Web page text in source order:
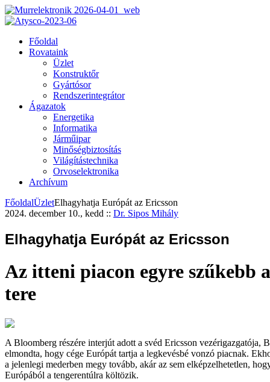
Főoldal
Rovataink
Üzlet
Konstruktőr
Gyártósor
Rendszerintegrátor
Ágazatok
Energetika
Informatika
Járműipar
Minőségbiztosítás
Világítástechnika
Orvoselektronika
Archívum
FőoldalÜzletElhagyhatja Európát az Ericsson
2024. december 10., kedd :: Dr. Sipos Mihály
Elhagyhatja Európát az Ericsson
Az itteni piacon egyre szűkebb
tere
A Bloomberg részére interjút adott a svéd Ericsson vezérigazgatója,
elmondta, hogy cége Európát tartja a legkevésbé vonzó piacnak.
a jelenlegi mederben megy tovább, akár az sem elképzelhetetlen,
Európából a tengerentúlra költözik.